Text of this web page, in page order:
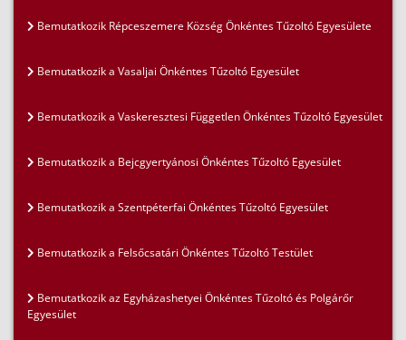
Bemutatkozik Répceszemere Község Önkéntes Tűzoltó Egyesülete
Bemutatkozik a Vasaljai Önkéntes Tűzoltó Egyesület
Bemutatkozik a Vaskeresztesi Független Önkéntes Tűzoltó Egyesület
Bemutatkozik a Bejcgyertyánosi Önkéntes Tűzoltó Egyesület
Bemutatkozik a Szentpéterfai Önkéntes Tűzoltó Egyesület
Bemutatkozik a Felsőcsatári Önkéntes Tűzoltó Testület
Bemutatkozik az Egyházashetyei Önkéntes Tűzoltó és Polgárőr
Egyesület